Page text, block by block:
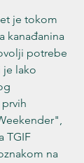
je tokom
kanađanina
potrebe
je lako
TGIF
na